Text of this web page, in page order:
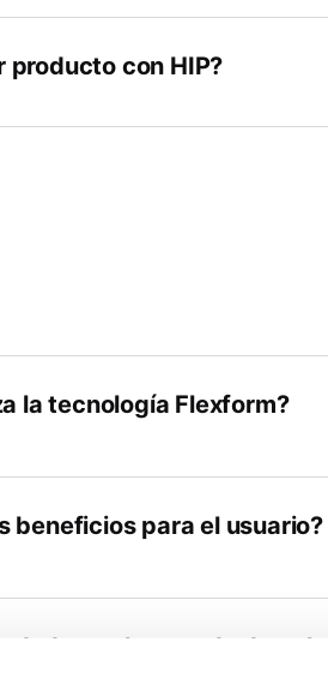
producto con HIP?
la tecnología Flexform?
beneficios para el usuario?
se les puede dar a